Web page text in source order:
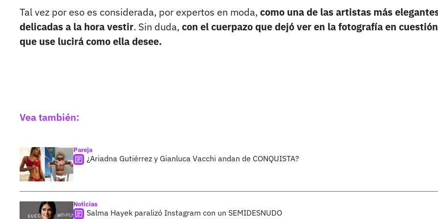
Tal vez por eso es considerada, por expertos en moda, como una de las artistas más
delicadas a la hora vestir. Sin duda, con el cuerpazo que dejó ver en la fotografía en
que use lucirá como ella desee.
Vea también:
Pareja
¿Ariadna Gutiérrez y Gianluca Vacchi andan de CONQUISTA?
Noticias
Salma Hayek paralizó Instagram con un SEMIDESNUDO